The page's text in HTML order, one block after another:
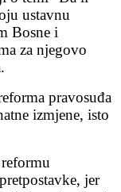
ustavnu
Bosne i
za njegovo
pravosuđa
izmjene, isto
jer